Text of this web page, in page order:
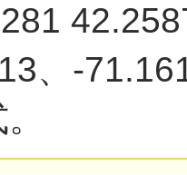
、-